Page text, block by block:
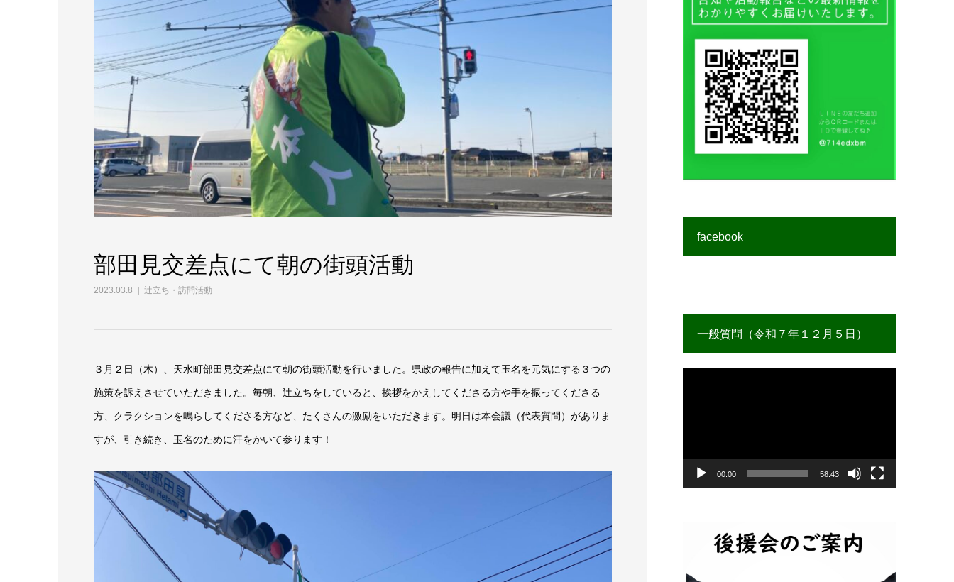
部田見交差点にて朝の街頭活動
2023.03.8 辻立ち・訪問活動
３月２日（木）、天水町部田見交差点にて朝の街頭活動を行いました。県政の報告に加えて玉名を元気にする３つの
施策を訴えさせていただきました。毎朝、辻立ちをしていると、挨拶をかえしてくださる方や手を振ってくださる
方、クラクションを鳴らしてくださる方など、たくさんの激励をいただきます。明日は本会議（代表質問）がありま
すが、引き続き、玉名のために汗をかいて参ります！
facebook
一般質問（令和７年１２月５日）
00:00 58:43